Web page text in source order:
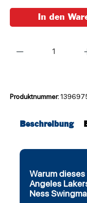
In den
Produktnummer:
Beschreibung
Warum
Angeles
Ness